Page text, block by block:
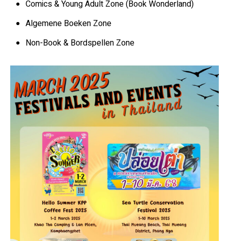
Comics & Young Adult Zone (Book Wonderland)
Algemene Boeken Zone
Non-Book & Bordspellen Zone